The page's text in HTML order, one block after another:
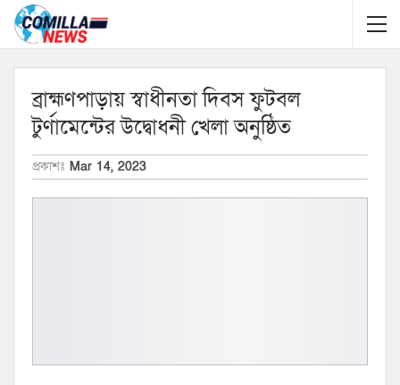
ব্রাহ্মণপাড়ায় স্বাধীনতা দিবস ফুটবল
টুর্ণামেন্টের উদ্বোধনী খেলা অনুষ্ঠিত
প্রকাশঃ Mar 14, 2023